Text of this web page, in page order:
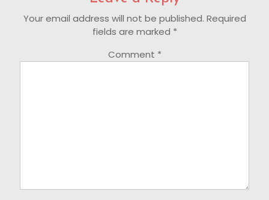
Your email address will not be published. Required
fields are marked *
Comment *